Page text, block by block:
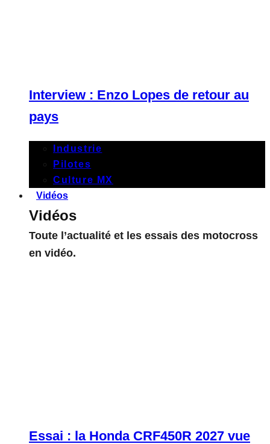
Interview : Enzo Lopes de retour au
pays
Industrie
Pilotes
Culture MX
Vidéos
Vidéos
Toute l’actualité et les essais des motocross
en vidéo.
Essai : la Honda CRF450R 2027 vue